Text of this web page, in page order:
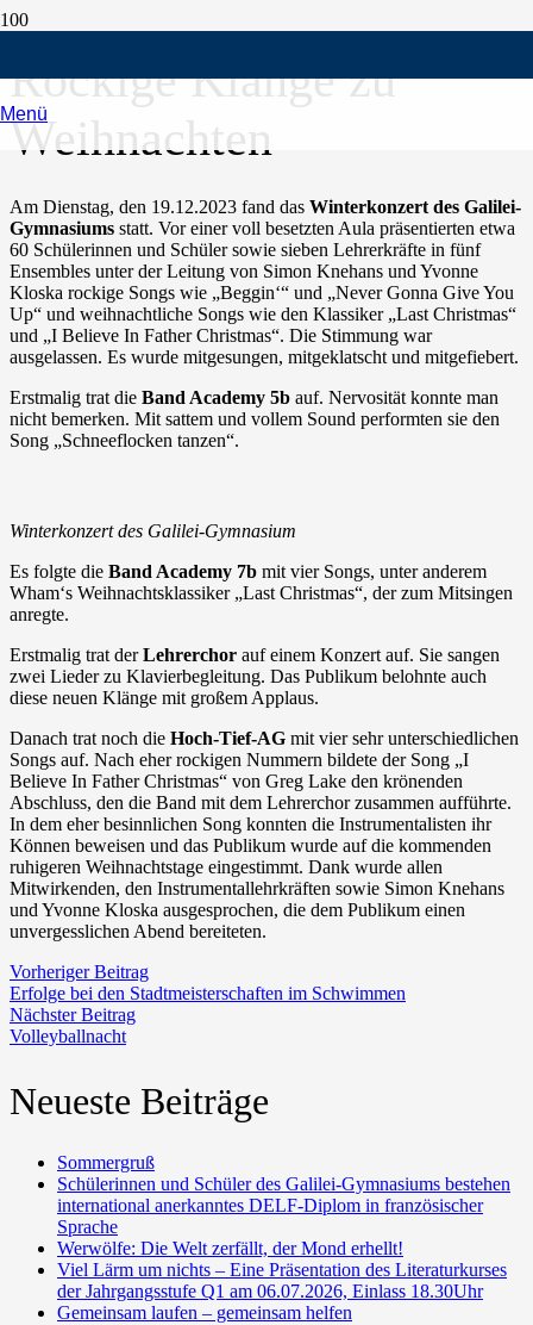
Menü
Rockige Klänge zu
Weihnachten
Am Dienstag, den 19.12.2023 fand das Winterkonzert des Galilei-
Gymnasiums statt. Vor einer voll besetzten Aula präsentierten etwa
60 Schülerinnen und Schüler sowie sieben Lehrerkräfte in fünf
Ensembles unter der Leitung von Simon Knehans und Yvonne
Kloska rockige Songs wie „Beggin‘“ und „Never Gonna Give You
Up“ und weihnachtliche Songs wie den Klassiker „Last Christmas“
und „I Believe In Father Christmas“. Die Stimmung war
ausgelassen. Es wurde mitgesungen, mitgeklatscht und mitgefiebert.
Erstmalig trat die Band Academy 5b auf. Nervosität konnte man
nicht bemerken. Mit sattem und vollem Sound performten sie den
Song „Schneeflocken tanzen“.
Winterkonzert des Galilei-Gymnasium
Es folgte die Band Academy 7b mit vier Songs, unter anderem
Wham‘s Weihnachtsklassiker „Last Christmas“, der zum Mitsingen
anregte.
Erstmalig trat derLehrerchor auf einem Konzert auf. Sie sangen
zwei Lieder zu Klavierbegleitung. Das Publikum belohnte auch
diese neuen Klänge mit großem Applaus.
Danach trat noch die Hoch-Tief-AG mit vier sehr unterschiedlichen
Songs auf. Nach eher rockigen Nummern bildete der Song „I
Believe In Father Christmas“ von Greg Lake den krönenden
Abschluss, den die Band mit dem Lehrerchor zusammen aufführte.
In dem eher besinnlichen Song konnten die Instrumentalisten ihr
Können beweisen und das Publikum wurde auf die kommenden
ruhigeren Weihnachtstage eingestimmt. Dank wurde allen
Mitwirkenden, den Instrumentallehrkräften sowie Simon Knehans
und Yvonne Kloska ausgesprochen, die dem Publikum einen
unvergesslichen Abend bereiteten.
Vorheriger Beitrag
Erfolge bei den Stadtmeisterschaften im Schwimmen
Nächster Beitrag
Volleyballnacht
Neueste Beiträge
Sommergruß
Schülerinnen und Schüler des Galilei-Gymnasiums bestehen
international anerkanntes DELF-Diplom in französischer
Sprache
Werwölfe: Die Welt zerfällt, der Mond erhellt!
Viel Lärm um nichts – Eine Präsentation des Literaturkurses
der Jahrgangsstufe Q1 am 06.07.2026, Einlass 18.30Uhr
Gemeinsam laufen – gemeinsam helfen